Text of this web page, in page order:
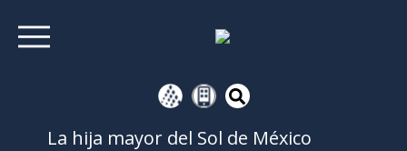
La hija mayor del Sol de México